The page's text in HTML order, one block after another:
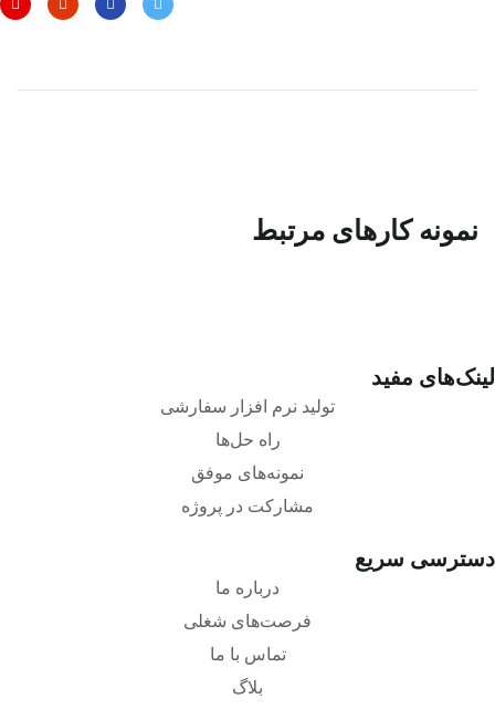
نمونه کارهای مرتبط
لینک‌های مفید
تولید نرم‌ افزار سفارشی
راه حل‌ها
نمونه‌های موفق
مشارکت در پروژه
دسترسی سریع
درباره ما
فرصت‌های شغلی
تماس با ما
بلاگ